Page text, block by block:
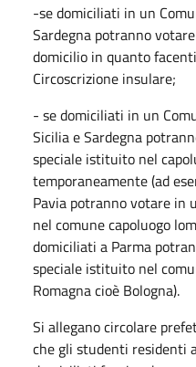
-se domiciliati in un
Sardegna potranno
domicilio in quanto
Circoscrizione insulare;
- se domiciliati in un
Sicilia e Sardegna
speciale istituito nel
temporaneamente (ad
Pavia potranno votare in
nel comune capoluogo
domiciliati a Parma
speciale istituito nel
Romagna cioè Bologna).
Si allegano circolare
che gli studenti residenti